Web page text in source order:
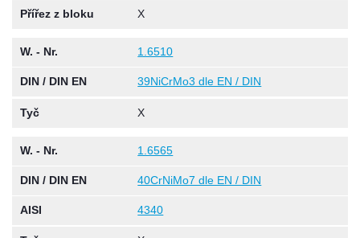
Přířez z bloku X
W. - Nr. 1.6510
DIN / DIN EN 39NiCrMo3 dle EN / DIN
Tyč X
W. - Nr. 1.6565
DIN / DIN EN 40CrNiMo7 dle EN / DIN
AISI 4340